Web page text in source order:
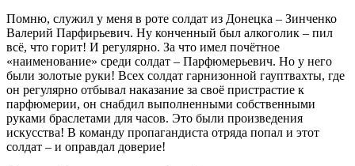
Помню, служил у меня в роте солдат из Донецка – Зинченко
Валерий Парфирьевич. Ну конченный был алкоголик – пил
всё, что горит! И регулярно. За что имел почётное
«наименование» среди солдат – Парфюмерьевич. Но у него
были золотые руки! Всех солдат гарнизонной гауптвахты, где
он регулярно отбывал наказание за своё пристрастие к
парфюмерии, он снабдил выполненными собственными
руками браслетами для часов. Это были произведения
искусства! В команду пропагандиста отряда попал и этот
солдат – и оправдал доверие!